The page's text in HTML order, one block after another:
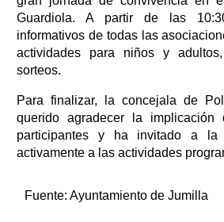
Guardiola. A partir de las
informativos de todas las
actividades para niños y
sorteos.
Para finalizar, la concejala de
querido agradecer la
participantes y ha invitado a la
activamente a las actividades
Fuente: Ayuntamiento de Jumilla